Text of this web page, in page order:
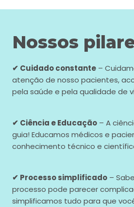
Nossos
✔ Cuidado constante –
atenção de nosso pacientes,
pela saúde e pela qualidade de
✔ Ciência e Educação – A
guia! Educamos médicos e
conhecimento técnico e
✔ Processo simplificado –
processo pode parecer
simplificamos tudo para que